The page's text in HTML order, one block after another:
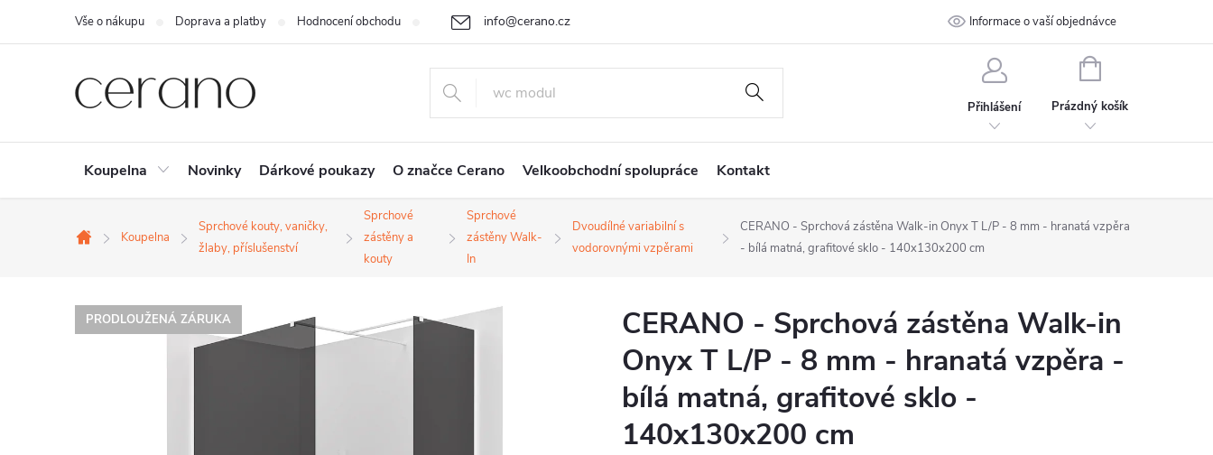
+420 226 400 232
info@cerano.cz
Vše o nákupu Doprava a platby Hodnocení obchodu Cenová nabídka na míru Ochrana osobních údajů Kontakt
Informace o vaší objednávce
Přihlášení
NÁKUPNÍ
Prázdný košík
Koupelna Novinky Dárkové poukazy O značce Cerano Velkoobchodní spolupráce Kontakt
Domů
Koupelna
Sprchové kouty, vaničky,
žlaby, příslušenství
Sprchové
zástěny a
kouty
Sprchové
zástěny Walk-
In
Dvoudílné variabilní s
vodorovnými vzpěrami
CERANO - Sprchová zástěna Walk-in Onyx T L/P - 8 mm - hranatá vzpěra
- bílá matná, grafitové sklo - 140x130x200 cm
PRODLOUŽENÁ ZÁRUKA
CERANO - Sprchová zástěna Walk-in
Onyx T L/P - 8 mm - hranatá vzpěra -
bílá matná, grafitové sklo -
140x130x200 cm